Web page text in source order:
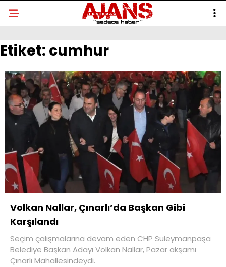
Etiket: cumhur
Volkan Nallar, Çınarlı’da Başkan Gibi
Karşılandı
Seçim çalışmalarına devam eden CHP Süleymanpaşa
Belediye Başkan Adayı Volkan Nallar, Pazar akşamı
Çınarlı Mahallesindeydi.